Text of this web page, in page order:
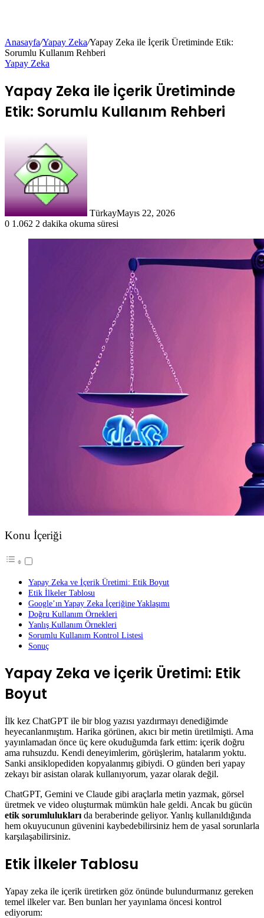
Anasayfa/Yapay Zeka/Yapay Zeka ile İçerik Üretiminde Etik:
Sorumlu Kullanım Rehberi
Yapay Zeka
Yapay Zeka ile İçerik Üretiminde
Etik: Sorumlu Kullanım Rehberi
TürkayMayıs 22, 2026
0 1.062 2 dakika okuma süresi
Konu İçeriği
Yapay Zeka ve İçerik Üretimi: Etik Boyut
Etik İlkeler Tablosu
Google’ın Yapay Zeka İçeriğine Yaklaşımı
Doğru Kullanım Örnekleri
Yanlış Kullanım Örnekleri
Sorumlu Kullanım Kontrol Listesi
Sonuç
Yapay Zeka ve İçerik Üretimi: Etik
Boyut
İlk kez ChatGPT ile bir blog yazısı yazdırmayı denediğimde
heyecanlanmıştım. Harika görünen, akıcı bir metin üretilmişti. Ama
yayınlamadan önce üç kere okuduğumda fark ettim: içerik doğru
ama ruhsuzdu. Kendi deneyimlerim, görüşlerim, hatalarım yoktu.
Sanki ansiklopediden kopyalanmış gibiydi. O günden beri yapay
zekayı bir asistan olarak kullanıyorum, yazar olarak değil.
ChatGPT, Gemini ve Claude gibi araçlarla metin yazmak, görsel
üretmek ve video oluşturmak mümkün hale geldi. Ancak bu gücün
etik sorumlulukları da beraberinde geliyor. Yanlış kullanıldığında
hem okuyucunun güvenini kaybedebilirsiniz hem de yasal sorunlarla
karşılaşabilirsiniz.
Etik İlkeler Tablosu
Yapay zeka ile içerik üretirken göz önünde bulundurmanız gereken
temel ilkeler var. Ben bunları her yayınlama öncesi kontrol
ediyorum: